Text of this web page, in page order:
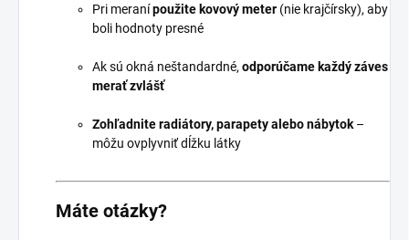
Pri meranípoužite kovový meter (nie krajčírsky), aby
boli hodnoty presné
Ak sú okná neštandardné, odporúčame každý záves
merať zvlášť
Zohľadnite radiátory, parapety alebo nábytok –
môžu ovplyvniť dĺžku látky
Máte otázky?